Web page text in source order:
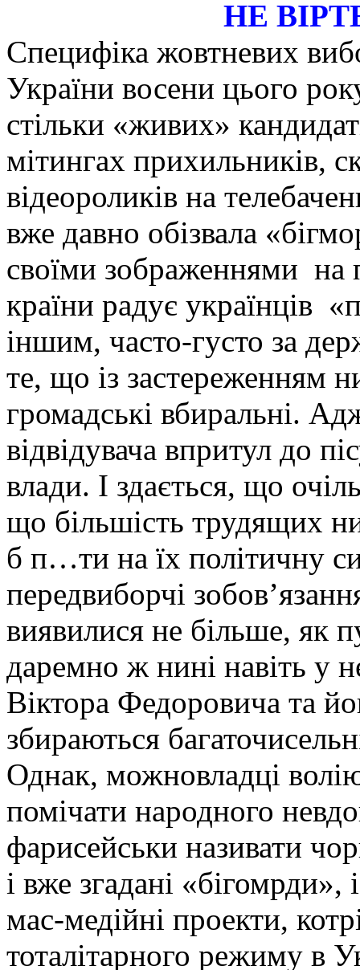
НЕ
Специфіка жовтневих
України восени цього
стільки «живих»
мітингах прихильників,
відеороликів на
вже давно обізвала
своїми зображеннями на
країни радує українців
іншим, часто-густо за
те, що із застереженням
громадські вбиральні.
відвідувача впритул до
влади. І здається, що
що більшість трудящих
б п…ти на їх політичну
передвиборчі
виявилися не більше, як
даремно ж нині навіть у
Віктора Федоровича та
збираються
Однак, можновладці
помічати народного
фарисейськи називати
і вже згадані «бігомрди»,
мас-медійні проекти,
тоталітарного режиму в